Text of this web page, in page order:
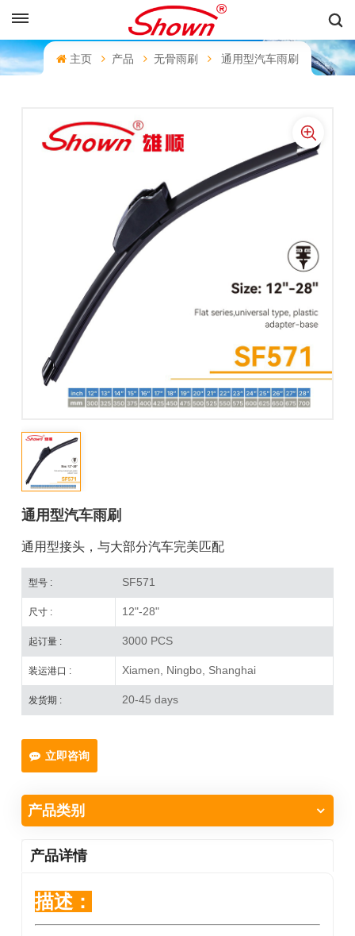
Pусский
Español
主页 产品 无骨雨刷 通用型汽车雨刷
通用型汽车雨刷
通用型接头，与大部分汽车完美匹配
型号 : SF571
尺寸 : 12"-28"
起订量 : 3000 PCS
装运港口 : Xiamen, Ningbo, Shanghai
发货期 : 20-45 days
立即咨询
产品类别
产品详情
描述：